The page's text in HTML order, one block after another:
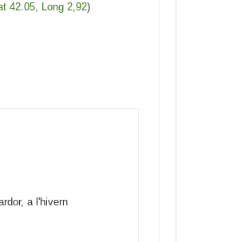
42.05, Long 2,92)
a l'hivern